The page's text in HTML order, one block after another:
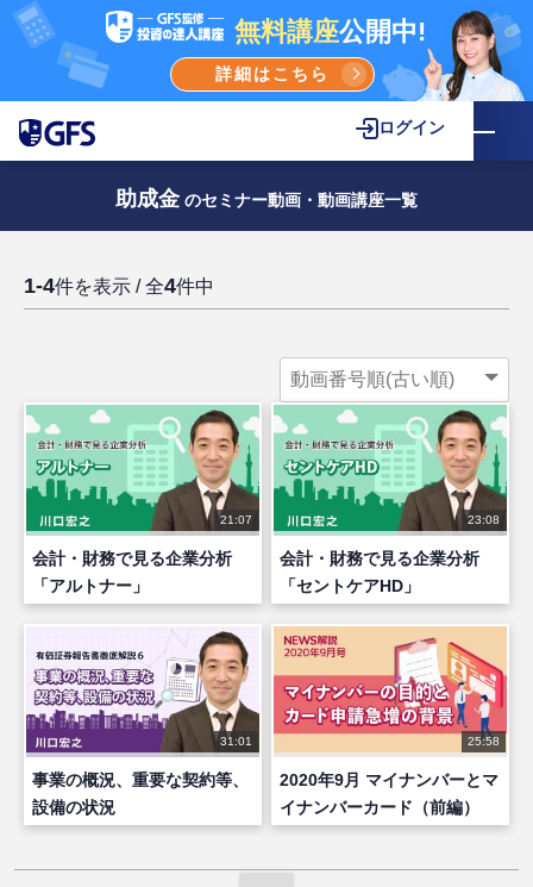
無料講座公開中!
詳細はこちら
ログイン
助成金 のセミナー動画・動画講座一覧
1-4件を表示 / 全4件中
21:07
会計・財務で見る企業分析
「アルトナー」
23:08
会計・財務で見る企業分析
「セントケアHD」
31:01
事業の概況、重要な契約等、
設備の状況
25:58
2020年9月 マイナンバーとマ
イナンバーカード（前編）